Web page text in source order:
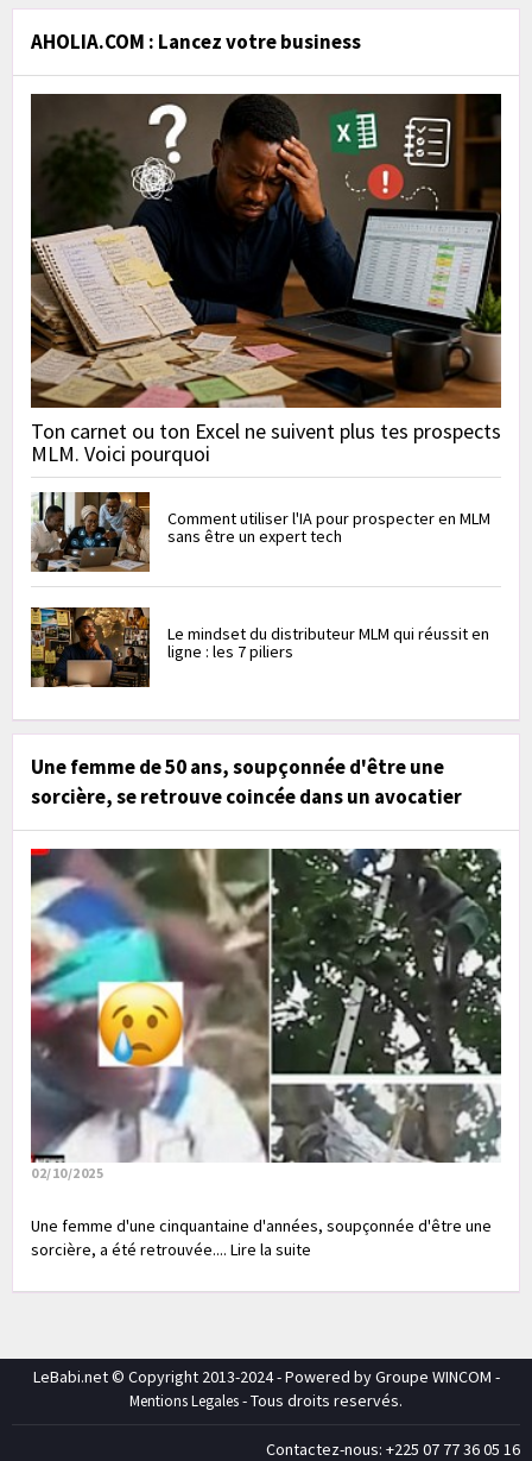
AHOLIA.COM : Lancez votre business
Ton carnet ou ton Excel ne suivent plus tes prospects
MLM. Voici pourquoi
Comment utiliser l'IA pour prospecter en MLM
sans être un expert tech
Le mindset du distributeur MLM qui réussit en
ligne : les 7 piliers
Une femme de 50 ans, soupçonnée d'être une
sorcière, se retrouve coincée dans un avocatier
02/10/2025
Une femme d'une cinquantaine d'années, soupçonnée d'être une
sorcière, a été retrouvée.... Lire la suite
LeBabi.net © Copyright 2013-2024 - Powered by Groupe WINCOM -
Mentions Legales- Tous droits reservés.
Contactez-nous: +225 07 77 36 05 16